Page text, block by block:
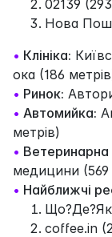
02139
Нова
• Клініка:
ока (186
• Ринок:
• Автомийка:
метрів)
• Ветеринарна
медицини (569
• Найближчі
coffee.in